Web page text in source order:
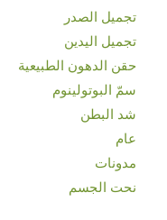
تجميل الصدر
تجميل اليدين
حقن الدهون الطبيعية
سمّ البوتولينوم
شد البطن
عام
مدونات
نحت الجسم